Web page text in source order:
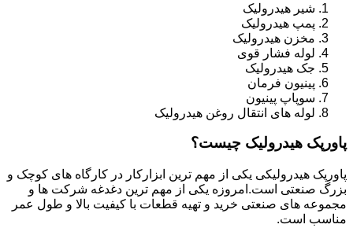
شیر هیدرولیک
پمپ هیدرولیک
مخزن هیدرولیک
لوله فشار قوی
جک هیدرولیک
پینیون فرمان
سوپاپ پینیون
لوله های انتقال روغن هیدرولیک
پاورپک هیدرولیک چیست؟
پاورپک هیدرولیکی یکی از مهم ترین ابزارکار در کارگاه های کوچک و
بزرگ صنعتی است.امروزه یکی از مهم ترین دغدغه شرکت ها و
مجموعه های صنعتی خرید و تهیه قطعات با کیفیت بالا و طول عمر
مناسب است.